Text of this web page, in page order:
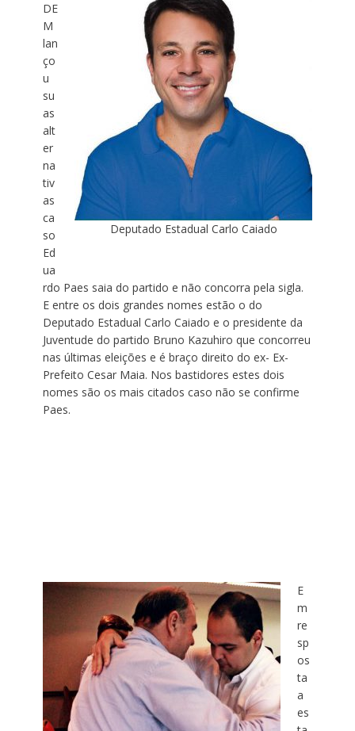
Deputado Estadual Carlo Caiado
DE
M
lan
ço
u
su
as
alt
er
na
tiv
as
ca
so
Ed
ua
rdo Paes saia do partido e não concorra pela sigla.
E entre os dois grandes nomes estão o do
Deputado Estadual Carlo Caiado e o presidente da
Juventude do partido Bruno Kazuhiro que concorreu
nas últimas eleições e é braço direito do ex- Ex-
Prefeito Cesar Maia. Nos bastidores estes dois
nomes são os mais citados caso não se confirme
Paes.
E
m
re
sp
os
ta
a
es